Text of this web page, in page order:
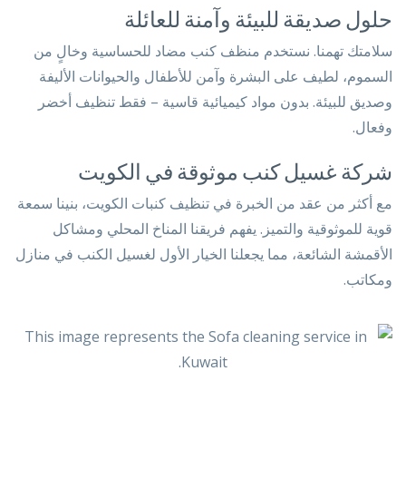
حلول صديقة للبيئة وآمنة للعائلة
سلامتك تهمنا. نستخدم منظف كنب مضاد للحساسية وخالٍ من
السموم، لطيف على البشرة وآمن للأطفال والحيوانات الأليفة
وصديق للبيئة. بدون مواد كيميائية قاسية – فقط تنظيف أخضر
وفعال.
شركة غسيل كنب موثوقة في الكويت
مع أكثر من عقد من الخبرة في تنظيف كنبات الكويت، بنينا سمعة
قوية للموثوقية والتميز. يفهم فريقنا المناخ المحلي ومشاكل
الأقمشة الشائعة، مما يجعلنا الخيار الأول لغسيل الكنب في منازل
ومكاتب.